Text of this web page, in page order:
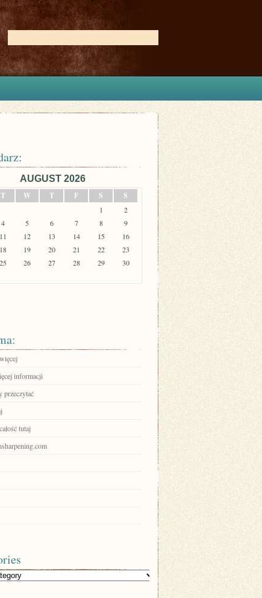
AUGUST 2026
T W T F S S
1
2
4 5 6 7 8
9
11 12 13 14 15
16
18 19 20 21 22
23
25 26 27 28 29
30
informacji
przeczytać
tutaj